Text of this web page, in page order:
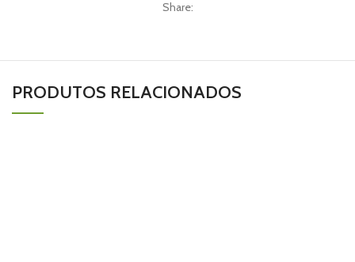
Share:
PRODUTOS RELACIONADOS